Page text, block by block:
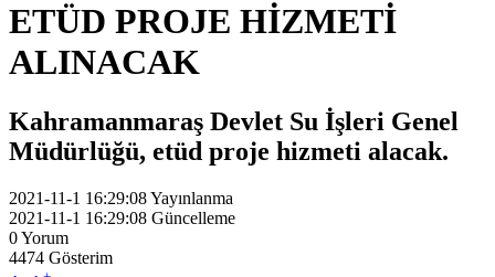
ETÜD PROJE HİZMETİ
ALINACAK
Kahramanmaraş Devlet Su İşleri Genel
Müdürlüğü, etüd proje hizmeti alacak.
2021-11-1 16:29:08Yayınlanma
2021-11-1 16:29:08 Güncelleme
0Yorum
4474 Gösterim